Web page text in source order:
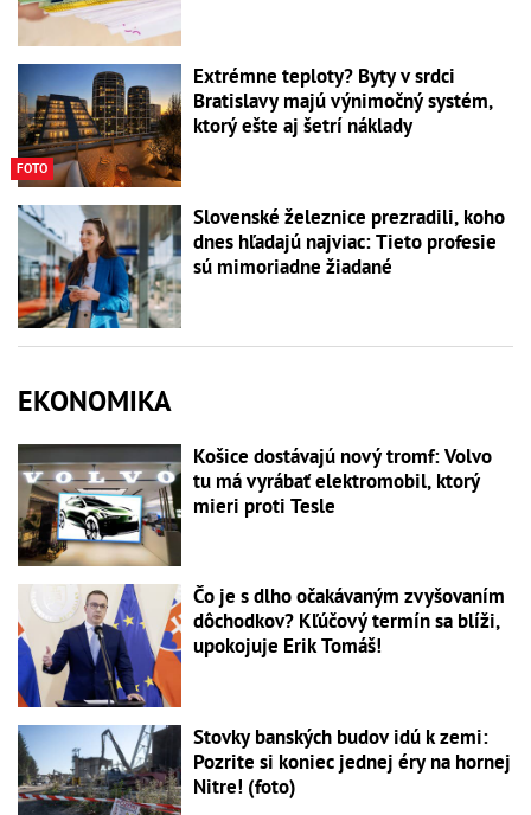
FOTO
Extrémne teploty? Byty v srdci
Bratislavy majú výnimočný systém,
ktorý ešte aj šetrí náklady
Slovenské železnice prezradili, koho
dnes hľadajú najviac: Tieto profesie
sú mimoriadne žiadané
EKONOMIKA
Košice dostávajú nový tromf: Volvo
tu má vyrábať elektromobil, ktorý
mieri proti Tesle
Čo je s dlho očakávaným zvyšovaním
dôchodkov? Kľúčový termín sa blíži,
upokojuje Erik Tomáš!
Stovky banských budov idú k zemi:
Pozrite si koniec jednej éry na hornej
Nitre! (foto)